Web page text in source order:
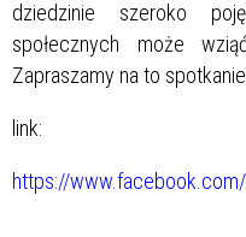
dziedzinie szeroko
społecznych może
Zapraszamy na to spotkanie.
link:
https://www.facebook.com/